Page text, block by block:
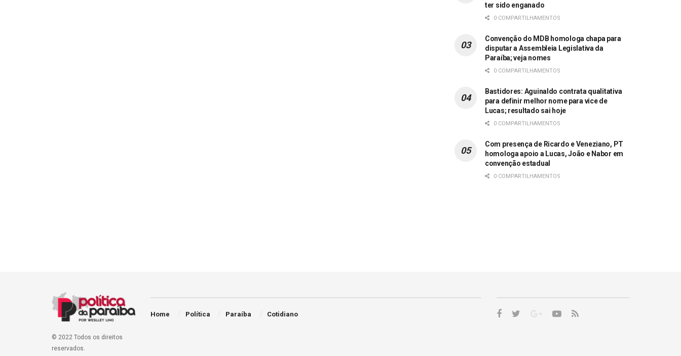
ter sido enganado
0 COMPARTILHAMENTOS
Convenção do MDB homologa chapa para
disputar a Assembleia Legislativa da
Paraíba; veja nomes
0 COMPARTILHAMENTOS
Bastidores: Aguinaldo contrata qualitativa
para definir melhor nome para vice de
Lucas; resultado sai hoje
0 COMPARTILHAMENTOS
Com presença de Ricardo e Veneziano, PT
homologa apoio a Lucas, João e Nabor em
convenção estadual
0 COMPARTILHAMENTOS
© 2022 Todos os direitos
reservados.
Home Política Paraíba Cotidiano